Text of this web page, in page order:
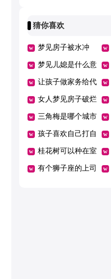
猜你喜欢
梦见房子被水冲
梦见儿媳是什么意
思？
让孩子做家务给代
币好吗
女人梦见房子破烂
不堪预示什么
三角梅是哪个城市
的市花
孩子喜欢自己打自
己怎么办
桂花树可以种在室
内吗
有个狮子座的上司